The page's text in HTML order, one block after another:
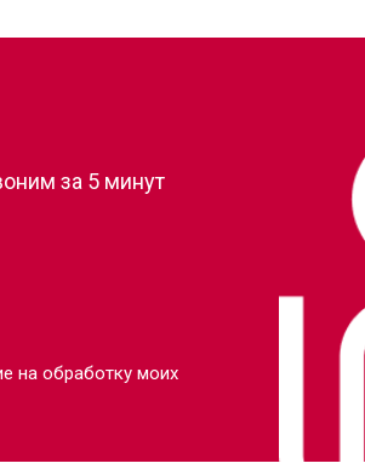
от 90 мин
от 130 мин
за 5 минут
на обработку моих